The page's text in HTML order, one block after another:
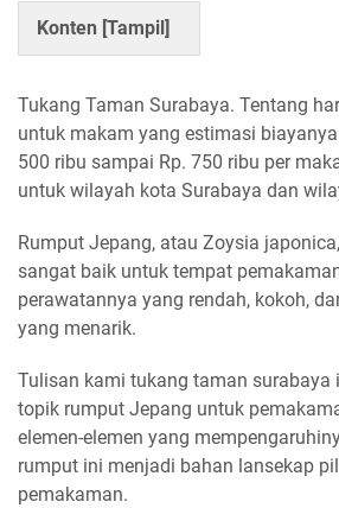
Konten [Tampil]
Tukang Taman Surabaya. Tentang
untuk makam yang estimasi
500 ribu sampai Rp. 750 ribu per
untuk wilayah kota Surabaya dan
Rumput Jepang, atau Zoysia
sangat baik untuk tempat
perawatannya yang rendah, kokoh,
yang menarik.
Tulisan kami tukang taman surabaya
topik rumput Jepang untuk
elemen-elemen yang
rumput ini menjadi bahan lansekap
pemakaman.